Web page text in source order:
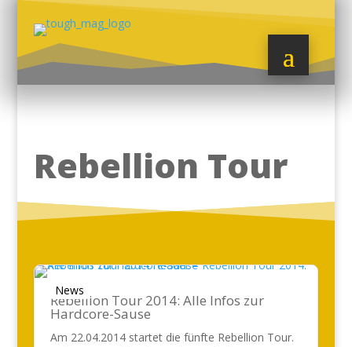
Rebellion Tour
News
Rebellion Tour 2014: Alle Infos zur
Hardcore-Sause
Am 22.04.2014 startet die fünfte Rebellion Tour.